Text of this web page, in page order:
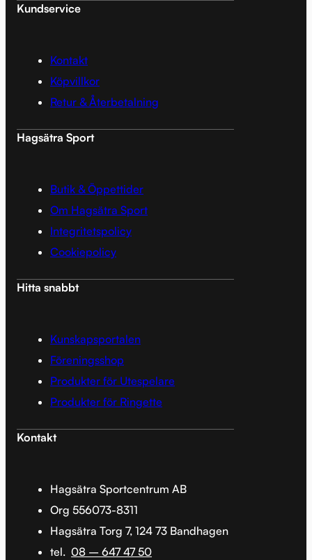
Kundservice
Kontakt
Köpvillkor
Retur & Återbetalning
Hagsätra Sport
Butik & Öppettider
Om Hagsätra Sport
Integritetspolicy
Cookiepolicy
Hitta snabbt
Kunskapsportalen
Föreningsshop
Produkter för Utespelare
Produkter för Ringette
Kontakt
Hagsätra Sportcentrum AB
Org 556073-8311
Hagsätra Torg 7, 124 73 Bandhagen
tel. 08 – 647 47 50